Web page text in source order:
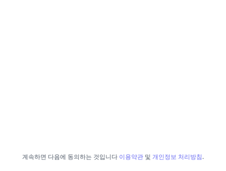
계속하면 다음에 동의하는 것입니다 이용약관 및 개인정보 처리방침.